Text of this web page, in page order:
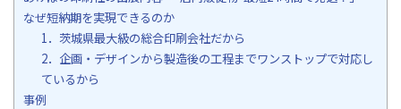
なぜ短納期を実現できるのか
1．茨城県最大級の総合印刷会社だから
2．企画・デザインから製造後の工程までワンストップで対応し
ているから
事例